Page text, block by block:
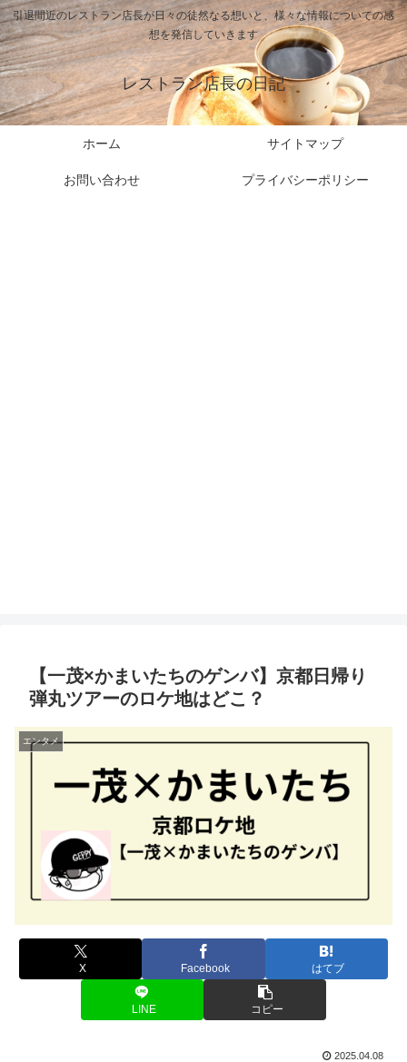
引退間近のレストラン店長が日々の徒然なる想いと、様々な情報についての感
想を発信していきます
レストラン店長の日記
ホーム サイトマップ
お問い合わせ プライバシーポリシー
【一茂×かまいたちのゲンバ】京都日帰り
弾丸ツアーのロケ地はどこ？
エンタメ
X Facebook はてブ
LINE コピー
2025.04.08